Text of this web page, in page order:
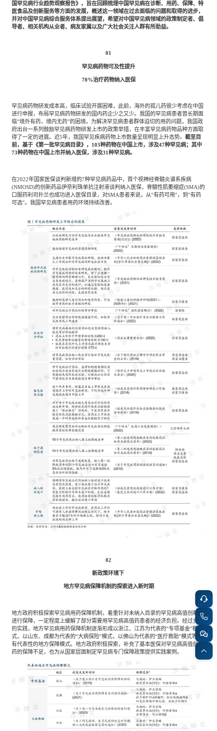
地产与物业 矿业冶炼
建筑科技与装饰装潢
特种新材料 文化娱乐
企业级服务 跨境电商贸易
基础设施建设 环保节能科技
农林牧渔
商业航空
表现与影响
沙利文中国分支机构
EN
国罕见病行业趋势观察报告》，旨在回顾梳理中国罕见病在诊断、用药、保障、特
医食品及创新服务等方面的发展，概述这一领域在过去面临的问题和取得的进步，
并对中国罕见病综合服务体系提出展望，希望对中国罕见病领域的政策制定者、倡
导者、相关机构从业者、病友家属以及广大社会关注人群有所助益。
01
罕见病药物可及性提升
70%治疗药物纳入医保
罕见病药物研发成本高，临床试验开展困难，此前，海外的孤儿药很少考虑在中国
进行申报，布局罕见病药物研发的国内药企少之又少。我国的罕见病患者曾长期面
临“境外有药，境内无药”的困境。为解决罕见病患者群体迫切的用药问题，我国政
府出台一系列鼓励罕见病药物研发上市的政策举措，在丰富罕见病药物品种方面取
得了一定的进展。近5年，我国罕见疾病药物上市数量呈现明显上升态势。 截至目
前，基于《第一批罕见病目录》，103种药物在中国上市，涉及47种罕见病；其中
73种药物在中国上市并纳入医保，涉及31种罕见病。
在2022年国家医保谈判新增的7种罕见病药品中，首个视神经脊髓炎谱系疾病
(NMOSD)的创新药品伊奈利珠单抗注射液谈判纳入医保，脊髓性肌萎缩症(SMA)的
口服药利司扑兰也成功进入医保目录，对SMA患者来说，从“有药可用”，到“有药
可选”。我国罕见病患者用药环境持续改善。
02
新政策环境下
地方罕见病保障机制的探索进入新时期
地方政府积极探索罕见病用药保障机制，着重针对未纳入目录的罕见病高值创新药
进行保障，一定程度上缓解了部分需要用罕见病高值药患者的经济负担。经过多年
的实践，地方罕见病用药保障机制逐渐形成以浙江、江苏为代表的“专项基金”模
式，以山东、成都为代表的“大病保险”模式，以佛山为代表的“医疗救助”模式等具
有代表性的地方保障模式。地方政府积极探索，补充了基本医保对罕见病高值创新
药的保障不足，也为从国家层面制定罕见病专门保障政策提供实践案例。